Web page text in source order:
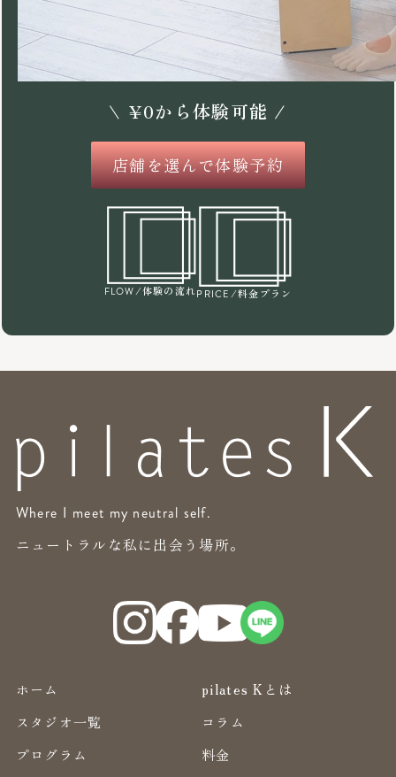
\ ¥0から体験可能 /
店舗を選んで体験予約
FLOW /体験の流れPRICE /料金プラン
Where I meet my neutral self.
ニュートラルな私に出会う場所。
ホーム
pilates Kとは
スタジオ一覧
コラム
プログラム
料金